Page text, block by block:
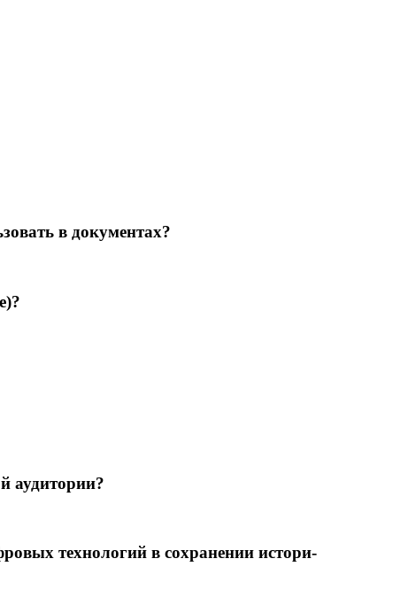
в документах?
аудитории?
технологий в сохранении истори­